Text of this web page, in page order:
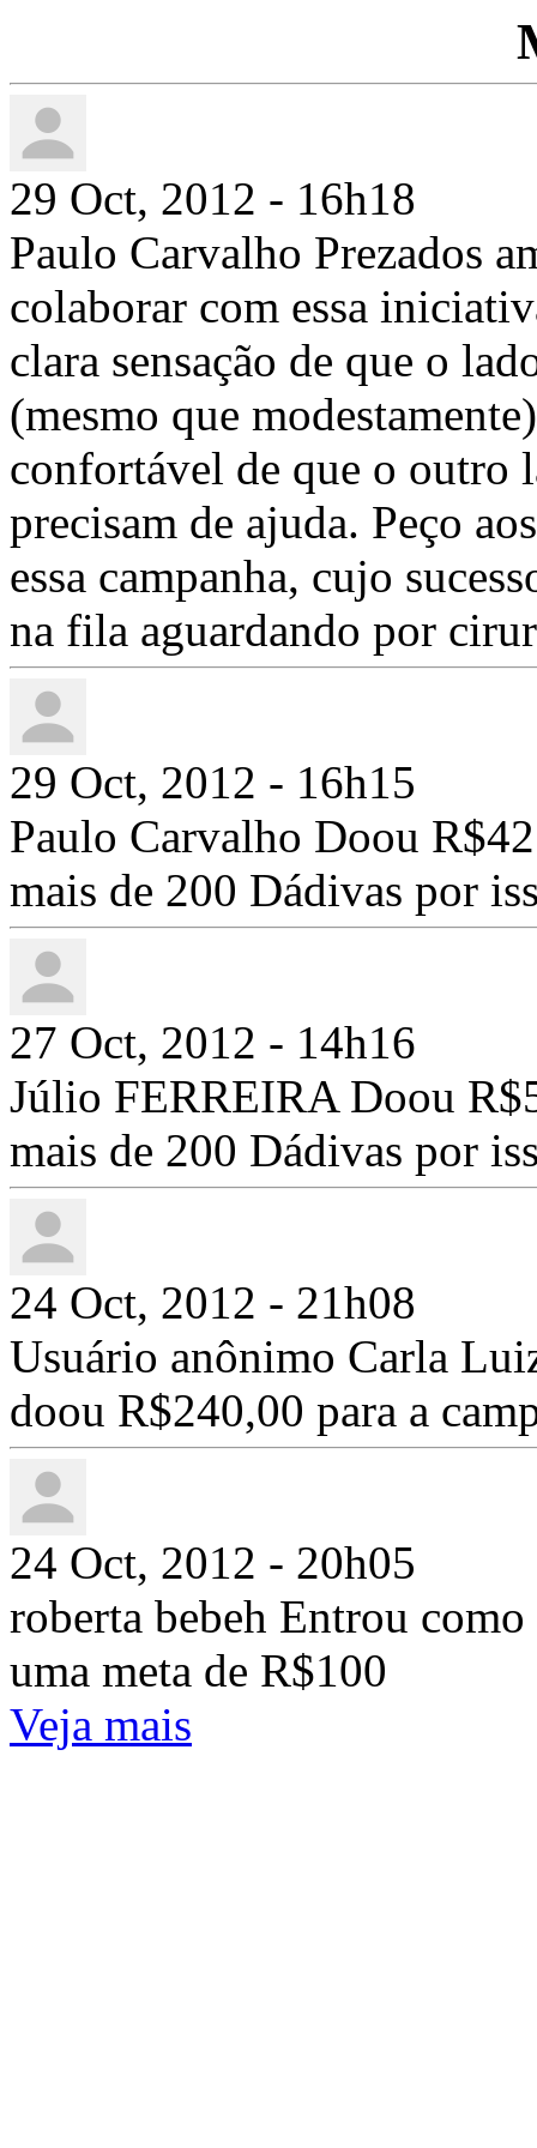
29 Oct, 2012 - 16h18
Paulo Carvalho Prezados
colaborar com essa
clara sensação de que o
(mesmo que
confortável de que o outro
precisam de ajuda. Peço
essa campanha, cujo
na fila aguardando por
29 Oct, 2012 - 16h15
Paulo Carvalho Doou
mais de 200 Dádivas por
27 Oct, 2012 - 14h16
Júlio FERREIRA Doou
mais de 200 Dádivas por
24 Oct, 2012 - 21h08
Usuário anônimo Carla
doou R$240,00 para a
24 Oct, 2012 - 20h05
roberta bebeh Entrou
uma meta de R$100
Veja mais